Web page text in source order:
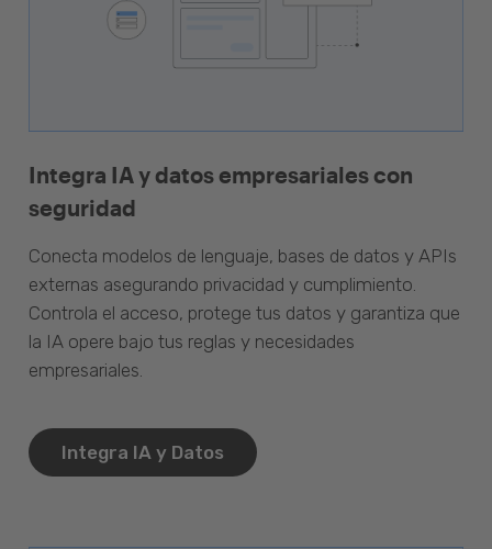
Integra IA y datos empresariales con
seguridad
Conecta modelos de lenguaje, bases de datos y APIs
externas asegurando privacidad y cumplimiento.
Controla el acceso, protege tus datos y garantiza que
la IA opere bajo tus reglas y necesidades
empresariales.
Integra IA y Datos